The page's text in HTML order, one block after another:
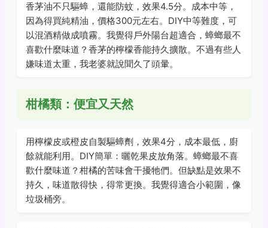
香茅油不只驅蟑，還能防蚊，效果4.5分。成本中等，
因為得買純精油，價格300元左右。DIY中等難度，可
以混酒精做成噴霧。我覺得戶外陽台超適合，蟑螂最不
喜歡什麼味道？香茅的檸檬香能持久擴散。不過有些人
嫌味道太重，我老婆就說聞久了頭暈。
柑橘類：便宜又天然
用檸檬皮或橙皮自製驅蟑劑，效果4分，成本最低，廚
餘就能利用。DIY簡單：曬乾果皮放角落。蟑螂最不喜
歡什麼味道？柑橘的苦味會干擾牠們。但缺點是效果不
持久，味道散得快，得常更換。我覺得適合小範圍，像
垃圾桶旁。